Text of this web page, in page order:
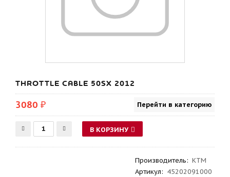
THROTTLE CABLE 50SX 2012
3080 ₽ Перейти в категорию
В КОРЗИНУ
Производитель: KTM
Артикул: 45202091000